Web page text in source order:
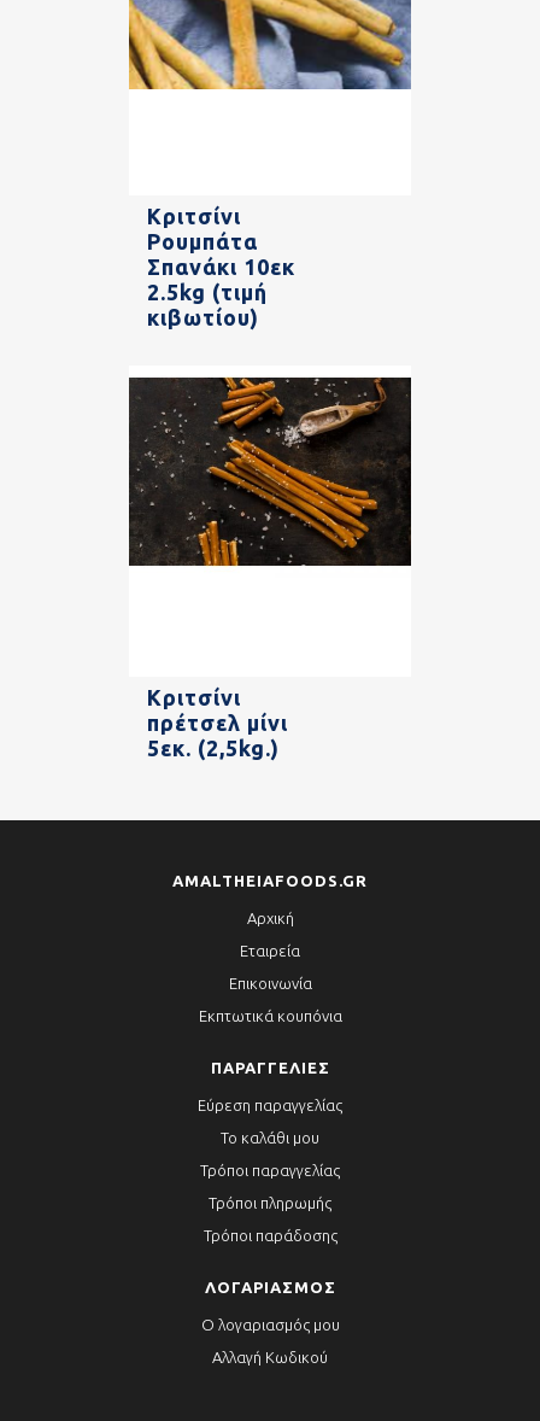
Κριτσίνι
Ρουμπάτα
Σπανάκι 10εκ
2.5kg (τιμή
κιβωτίου)
Κριτσίνι
πρέτσελ μίνι
5εκ. (2,5kg.)
AMALTHEIAFOODS.GR
Αρχική
Εταιρεία
Επικοινωνία
Εκπτωτικά κουπόνια
ΠΑΡΑΓΓΕΛΊΕΣ
Εύρεση παραγγελίας
Το καλάθι μου
Τρόποι παραγγελίας
Τρόποι πληρωμής
Τρόποι παράδοσης
ΛΟΓΑΡΙΑΣΜΌΣ
Ο λογαριασμός μου
Αλλαγή Κωδικού